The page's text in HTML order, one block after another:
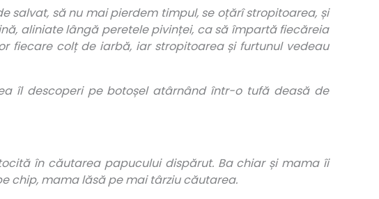
salvat, să nu mai pierdem timpul, se oțărî stropitoarea, și
aliniate lângă peretele pivinței, ca să împartă fiecăreia
fiecare colț de iarbă, iar stropitoarea și furtunul vedeau
îl descoperi pe botoșel atârnând într-o tufă deasă de
în căutarea papucului dispărut. Ba chiar și mama îi
chip, mama lăsă pe mai târziu căutarea.